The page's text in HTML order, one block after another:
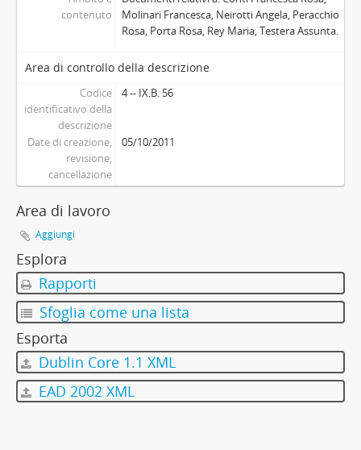
contenuto
Molinari Francesca, Neirotti Angela, Peracchio
Rosa, Porta Rosa, Rey Maria, Testera Assunta.
Area di controllo della descrizione
Codice
identificativo della
descrizione
4 -- IX.B. 56
Date di creazione,
revisione,
cancellazione
05/10/2011
Area di lavoro
Aggiungi
Esplora
Rapporti
Sfoglia come una lista
Esporta
Dublin Core 1.1 XML
EAD 2002 XML